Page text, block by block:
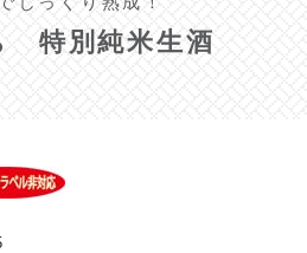
特別純米生酒